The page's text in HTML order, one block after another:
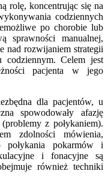
rolę, koncentrując się na
codziennych
po chorobie lub
sprawności manualnej,
nad rozwijaniem strategii
Celem jest
pacjenta w jego
dla pacjentów, u
spowodowały afazję
z połykaniem).
zdolności mówienia,
połykania pokarmów i
i fonacyjne są
również techniki